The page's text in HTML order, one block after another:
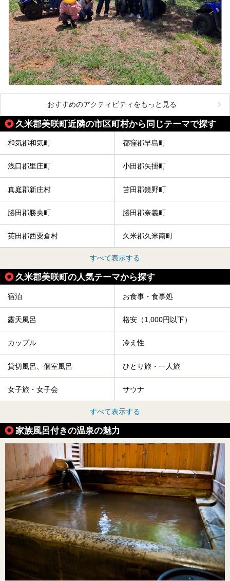
おすすめのアクティビティをもっと見る
久米郡美咲町近隣の市区町村から同じテーマで探す
和気郡和気町 都窪郡早島町
浅口郡里庄町 小田郡矢掛町
真庭郡新庄村 苫田郡鏡野町
勝田郡勝央町 勝田郡奈義町
英田郡西粟倉村 久米郡久米南町
すべて表示する
久米郡美咲町の人気テーマから探す
宿泊 お食事・食事処
露天風呂 格安（1,000円以下）
カップル 冷え性
貸切風呂、個室風呂 ひとり旅・一人旅
女子旅・女子会 サウナ
すべて表示する
家族風呂付きの温泉の魅力